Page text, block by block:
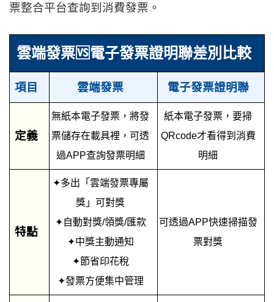
票整合平台查詢到消費發票。
雲端發票🆚電子發票證明聯差別比較
項目 雲端發票 電子發票證明聯
定義
無紙本電子發票，將發
票儲存在載具裡，可透
過APP查詢發票明細
紙本電子發票，要掃
QRcode才看得到消費
明細
特點
✦多出「雲端發票專屬
獎」可對獎
✦自動對獎/領獎/匯款
✦中獎主動通知
✦節省印花稅
✦發票方便集中管理
可透過APP快速掃描發
票對獎